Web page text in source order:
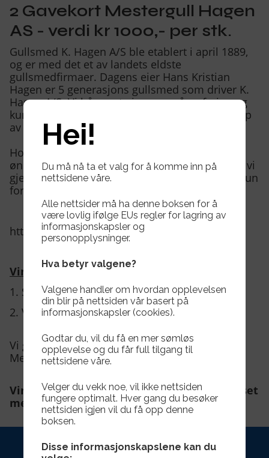
2 Gavekort Mestergull Hagen
AS - verdi kr 1000,- per stk.
Gullsmed K. Hagen A/S ble etablert i april 1889,
og er med det et av landets eldste
gullsmedfirmaer. Dagens eier Hans Kristian
Hagen er 5 generasjons gullsmed som driver K.
Hagen A/S. Vi håper at gjennom vår erfaring og
kunnskap kan innfri dine forventninger ved kjøp
av gaver til deg selv og andre.
Hos oss finner du de riktige merkevarene, og
ønsker du det helt unike og særegne utfordres vi
gjerne med å designe et helt spesielt smykke kun
for deg.
https://mestergull.no/hagen/
Vinnere av 2 Gavekort :
1. Sigrid Yndestad.
2. Viktor Valdal.
Vi gratulere vinnerne med gavekort fra
Mestergull Hagen AS.
Vinnerne kan hente gavekortet på Herdhuset
mellom 08- 15:30 på hverdager.
Hei!
Du må nå ta et valg for å komme inn på
nettsidene våre.
Alle nettsider må ha denne boksen for å
være lovlig ifølge EUs regler for lagring av
informasjonskapsler og
personopplysninger.
Hva betyr valgene?
Valgene handler om hvordan opplevelsen
din blir på nettsiden vår basert på
informasjonskapsler (cookies).
Godtar du, vil du få en mer sømløs
opplevelse og du får full tilgang til
nettsidene våre.
Velger du vekk noe, vil ikke nettsiden
fungere optimalt. Hver gang du besøker
nettsiden igjen vil du få opp denne
boksen.
Disse informasjonskapslene kan du